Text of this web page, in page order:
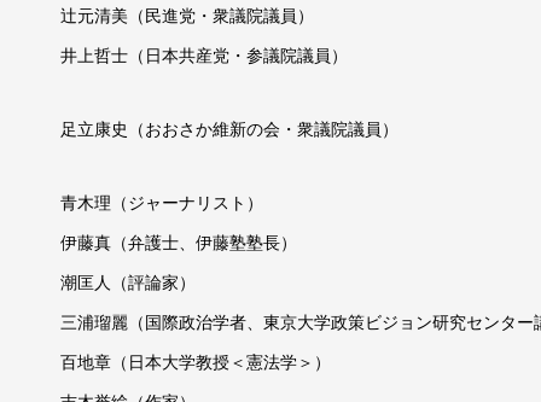
辻元清美（民進党・衆議院議員）
井上哲士（日本共産党・参議院議員）
足立康史（おおさか維新の会・衆議院議員）
青木理（ジャーナリスト）
伊藤真（弁護士、伊藤塾塾長）
潮匡人（評論家）
三浦瑠麗（国際政治学者、東京大学政策ビジョン研究センター
百地章（日本大学教授＜憲法学＞）